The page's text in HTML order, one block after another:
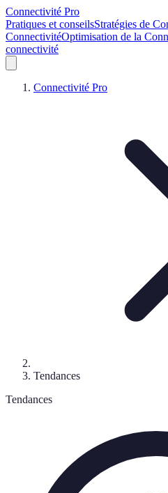
Connectivité Pro
Pratiques et conseilsStratégies de
ConnectivitéOptimisation de la
connectivité
Connectivité Pro
Tendances
Tendances